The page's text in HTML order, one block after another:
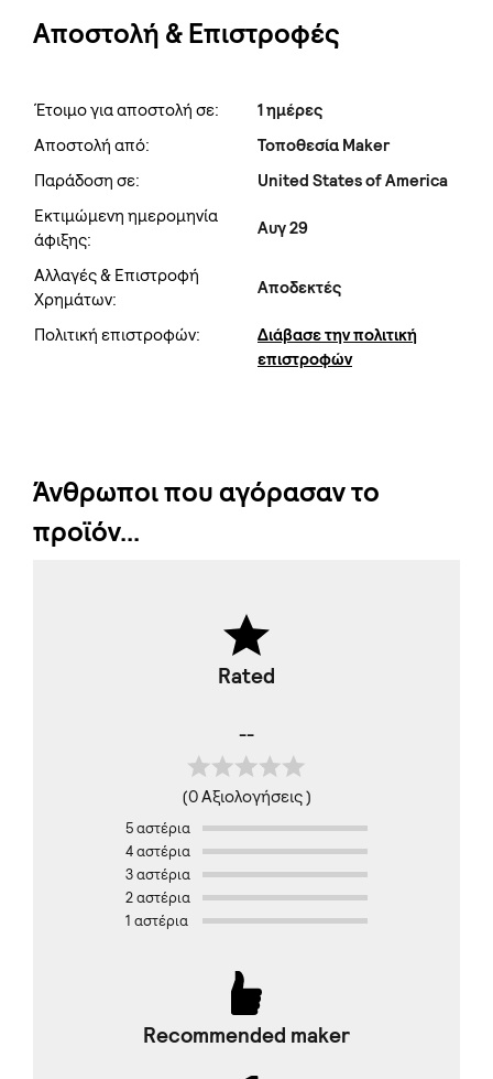
Αποστολή & Επιστροφές
Έτοιμο για αποστολή σε:
1 ημέρες
Αποστολή από:
Τοποθεσία Maker
Παράδοση σε:
United States of America
Εκτιμώμενη ημερομηνία
άφιξης:
Αυγ 29
Αλλαγές & Επιστροφή
Χρημάτων:
Αποδεκτές
Πολιτική επιστροφών:
Διάβασε την πολιτική
επιστροφών
Άνθρωποι που αγόρασαν το
προϊόν...
Rated
--
(0 Αξιολογήσεις )
5 αστέρια
4 αστέρια
3 αστέρια
2 αστέρια
1 αστέρια
Recommended maker